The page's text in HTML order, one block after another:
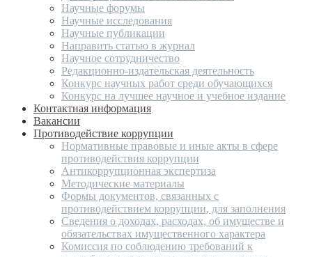
Научные форумы
Научные исследования
Научные публикации
Направить статью в журнал
Научное сотрудничество
Редакционно-издательская деятельность
Конкурс научных работ среди обучающихся
Конкурс на лучшее научное и учебное издание
Контактная информация
Вакансии
Противодействие коррупции
Нормативные правовые и иные акты в сфере
противодействия коррупции
Антикоррупционная экспертиза
Методические материалы
Формы документов, связанных с
противодействием коррупции, для заполнения
Сведения о доходах, расходах, об имуществе и
обязательствах имущественного характера
Комиссия по соблюдению требований к